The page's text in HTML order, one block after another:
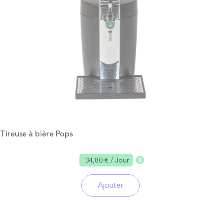
Tireuse à bière Pops
34,80 €/ Jour
Ajouter